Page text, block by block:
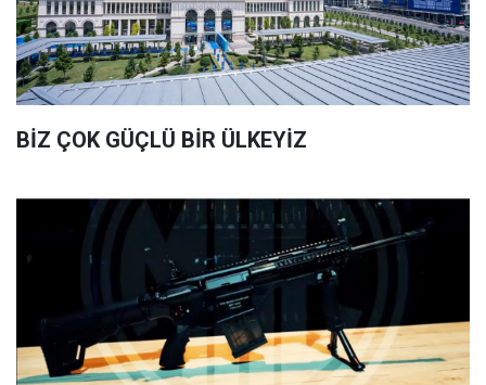
BİZ ÇOK GÜÇLÜ BİR ÜLKEYİZ